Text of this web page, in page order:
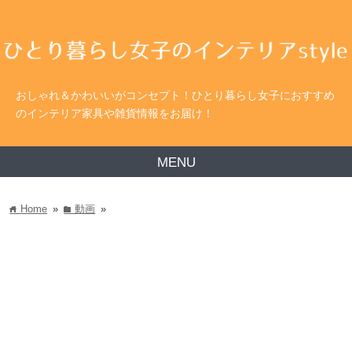
おしゃれ＆かわいいがコンセプト！ひとり暮らし女子におすすめ
のインテリア家具や雑貨情報をお届け！
MENU
home Home » folder動画 »